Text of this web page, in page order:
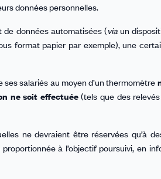
données personnelles.
de données automatisées (viaun
format papier par exemple), une
salariés au moyen d’un thermomètre
ne soit effectuée(tels que des
ne devraient être réservées qu’à
à l’objectif poursuivi, en